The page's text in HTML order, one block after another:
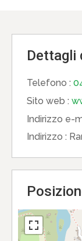
Dettagli
Telefono :
Sito web :
Indirizzo e-
Indirizzo :